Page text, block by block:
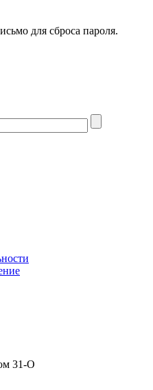
для сброса пароля.
31-О